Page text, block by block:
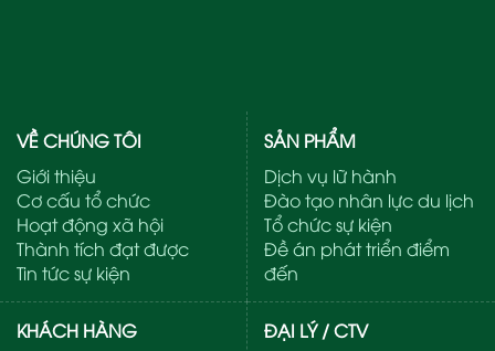
VỀ CHÚNG TÔI
Giới thiệu
Cơ cấu tổ chức
Hoạt động xã hội
Thành tích đạt được
Tin tức sự kiện
SẢN PHẨM
Dịch vụ lữ hành
Đào tạo nhân lực du lịch
Tổ chức sự kiện
Đề án phát triển điểm
đến
KHÁCH HÀNG
ĐẠI LÝ / CTV